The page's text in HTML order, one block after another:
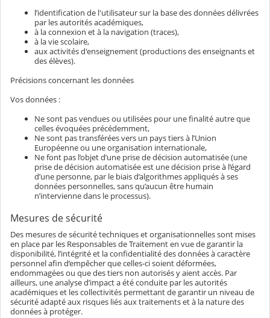
l’identification de l'utilisateur sur la base des données délivrées
par les autorités académiques,
à la connexion et à la navigation (traces),
à la vie scolaire,
aux activités d'enseignement (productions des enseignants et
des élèves).
Précisions concernant les données
Vos données :
Ne sont pas vendues ou utilisées pour une finalité autre que
celles évoquées précédemment,
Ne sont pas transférées vers un pays tiers à l’Union
Européenne ou une organisation internationale,
Ne font pas l’objet d’une prise de décision automatisée (une
prise de décision automatisée est une décision prise à l’égard
d’une personne, par le biais d’algorithmes appliqués à ses
données personnelles, sans qu’aucun être humain
n’intervienne dans le processus).
Mesures de sécurité
Des mesures de sécurité techniques et organisationnelles sont mises
en place par les Responsables de Traitement en vue de garantir la
disponibilité, l’intégrité et la confidentialité des données à caractère
personnel afin d’empêcher que celles-ci soient déformées,
endommagées ou que des tiers non autorisés y aient accès. Par
ailleurs, une analyse d’impact a été conduite par les autorités
académiques et les collectivités permettant de garantir un niveau de
sécurité adapté aux risques liés aux traitements et à la nature des
données à protéger.